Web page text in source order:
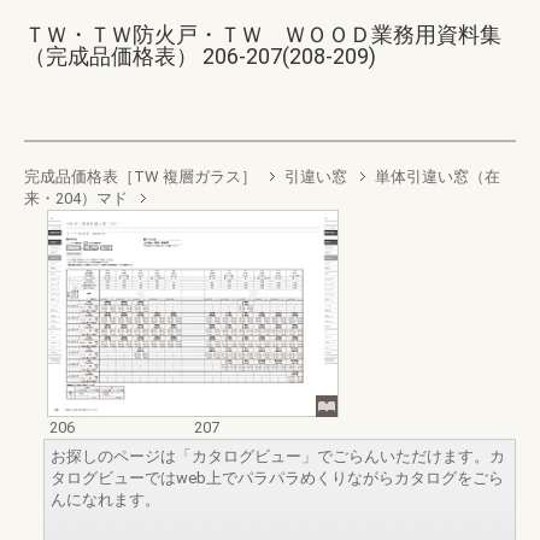
ＴＷ・ＴＷ防火戸・ＴＷ ＷＯＯＤ業務用資料集
（完成品価格表） 206-207(208-209)
完成品価格表［TW 複層ガラス］ 引違い窓
単体引違い窓（在
来・204）マド
206
207
お探しのページは「カタログビュー」でごらんいただけます。カ
タログビューではweb上でパラパラめくりながらカタログをごら
んになれます。